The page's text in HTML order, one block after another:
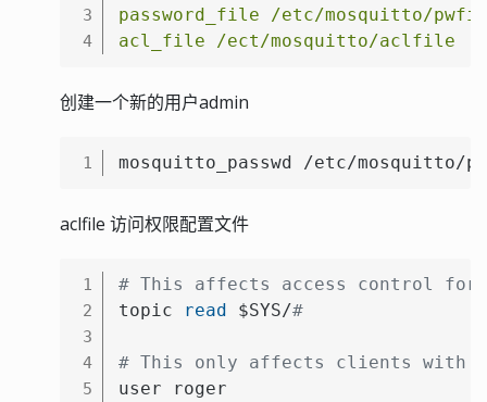
3
4
password_file
/etc/mosquitto/
acl_file
/ect/mosquitto/aclfile
创建一个新的用户admin
1 mosquitto_passwd /etc/mosquitto/
aclfile 访问权限配置文件
1
2
3
4
5
# This affects access control for
topic
read $SYS/#
# This only affects clients with
user roger